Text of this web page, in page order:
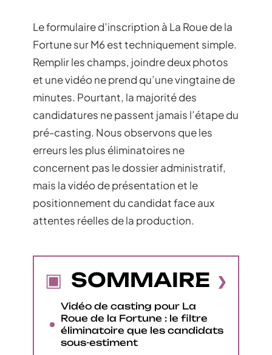
Le formulaire d’inscription à La Roue de la
Fortune sur M6 est techniquement simple.
Remplir les champs, joindre deux photos
et une vidéo ne prend qu’une vingtaine de
minutes. Pourtant, la majorité des
candidatures ne passent jamais l’étape du
pré-casting. Nous observons que les
erreurs les plus éliminatoires ne
concernent pas le dossier administratif,
mais la vidéo de présentation et le
positionnement du candidat face aux
attentes réelles de la production.
SOMMAIRE
Vidéo de casting pour La
Roue de la Fortune : le filtre
éliminatoire que les candidats
sous-estiment